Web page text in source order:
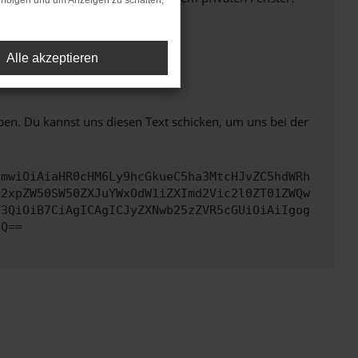
mehr unterstützt werden.
Du kannst uns diesen Text schicken, um uns bei der
Alle akzeptieren